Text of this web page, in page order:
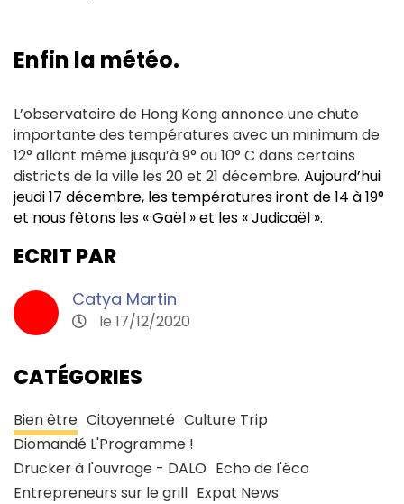
Enfin la météo.
L’observatoire de Hong Kong annonce une chute
importante des températures avec un minimum de
12° allant même jusqu’à 9° ou 10° C dans certains
districts de la ville les 20 et 21 décembre. Aujourd’hui
jeudi 17 décembre, les températures iront de 14 à 19°
et nous fêtons les « Gaël » et les « Judicaël ».
ECRIT PAR
Catya Martin
le 17/12/2020
CATÉGORIES
Bien être Citoyenneté Culture Trip
Diomandé L'Programme !
Drucker à l'ouvrage - DALO Echo de l'éco
Entrepreneurs sur le grill Expat News